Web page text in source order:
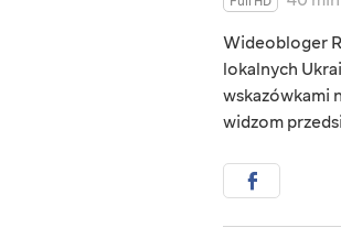
Wideobloger
lokalnych
wskazówkami
widzom